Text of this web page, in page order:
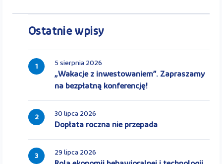
Ostatnie wpisy
1 5 sierpnia 2026
„Wakacje z inwestowaniem”. Zapraszamy
na bezpłatną konferencję!
2 30 lipca 2026
Dopłata roczna nie przepada
3 29 lipca 2026